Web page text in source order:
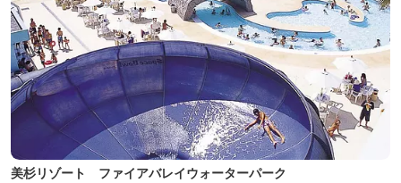
美杉リゾート ファイアバレイウォーターパーク